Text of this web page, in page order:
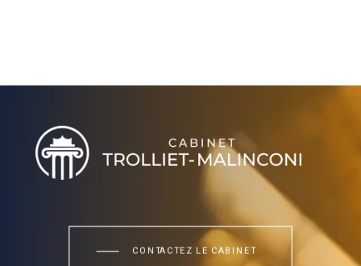
CONTACTEZ LE CABINET